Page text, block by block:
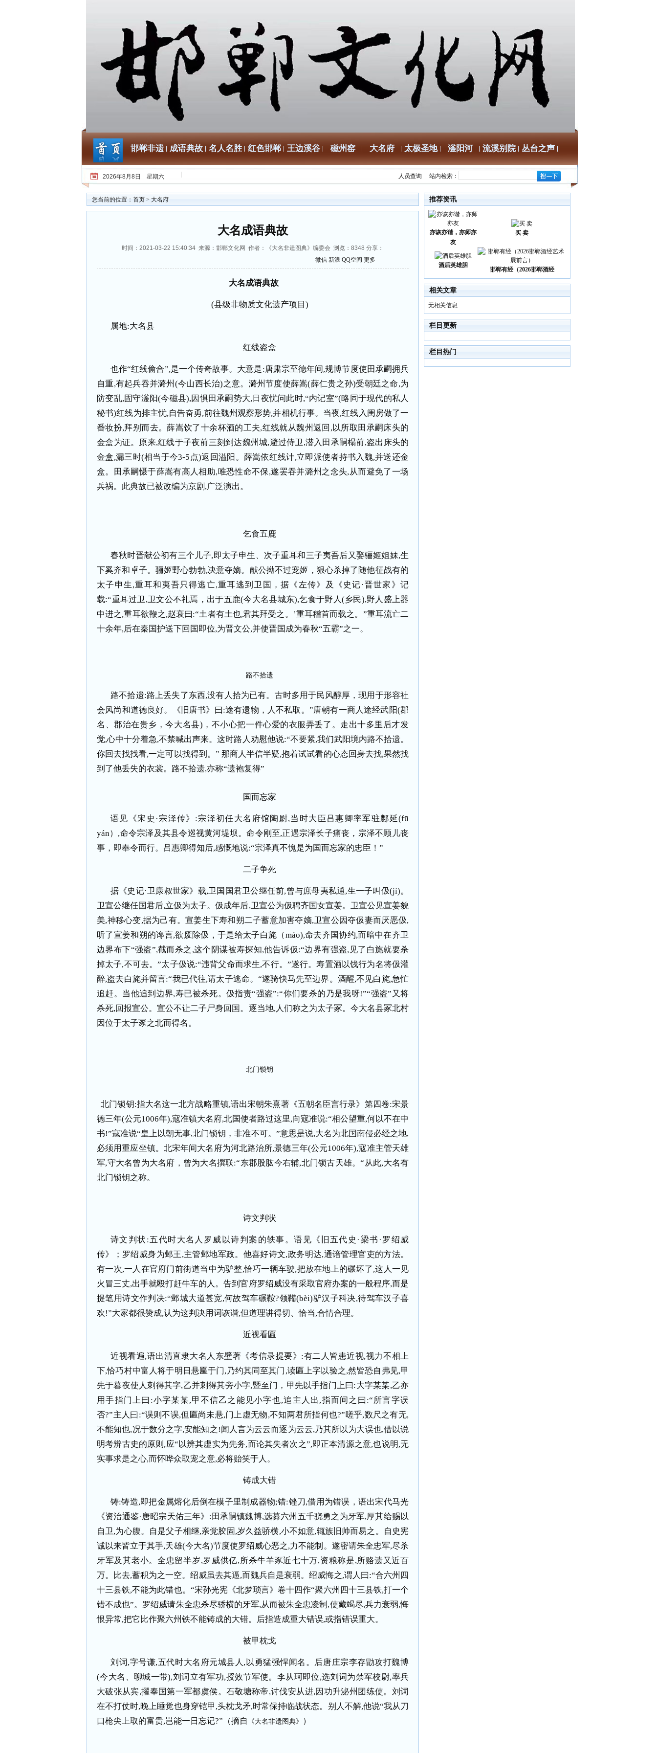
邯郸非遗 成语典故 名人名胜 红色邯郸 王边溪谷 磁州窑 大名府 太极圣地 滏阳河 流溪别院 丛台之声
2026年8月8日 星期六 人员查询 站内检索：
您当前的位置： 首页 > 大名府
大名成语典故
时间：2021-03-22 15:40:34 来源：邯郸文化网 作者：《大名非遗图典》编委会 浏览： 8348 分享：
微信 新浪 QQ空间 更多
大名成语典故
(县级非物质文化遗产项目)
属地:大名县
红线盗盒
也作“红线偷合”,是一个传奇故事。大意是:唐肃宗至德年间,规博节度使田承嗣拥兵
自重,有起兵吞并潞州 (今山西长治)之意。潞州节度使薛嵩(薛仁贵之孙)受朝廷之命,为
防变乱,固守滏阳(今磁县),因惧田承嗣势大, 日夜忧问此时,“内记室”(略同于现代的私人
秘书)红线为排主忧,自告奋勇,前往魏州观察形势,并相机行事。当夜,红线入闺房做了一
番妆扮,拜别而去。薛嵩饮了十余杯酒的工夫,红线就从魏州返回 ,以所取田承嗣床头的
金盒为证。原来,红线于子夜前三刻到达魏州城,避过侍卫,潜入田承嗣榻前,盗出床头的
金盒,漏三时(相当于今3-5 点)返回溢阳。薛嵩依红线计,立即派使者持书入魏,并送还金
盒。田承嗣慑于薛嵩有高人相助,唯恐性命不保,遂罢吞并潞州之念头,从而避免了一场
兵祸。此典故已被改编为京剧 ,广泛演出。
乞食五鹿
春秋时晋献公初有三个儿子,即太子申生、次子重耳和三子夷吾后又娶骊姬姐妹,生
下奚齐和卓子。骊姬野心勃勃,决意夺嫡。献公拗不过宠姬，狠心杀掉了随他征战有的
太子申生 ,重耳和夷吾只得逃亡,重耳逃到卫国，据《左传》及《史记·晋世家》记
载:“重耳过卫,卫文公不礼焉，出于五鹿(今大名县城东),乞食于野人(乡民),野人盛上器
中进之,重耳欲鞭之,赵衰曰:“土者有土也,君其拜受之。’重耳稽首而载之。”重耳流亡二
十余年,后在秦国护送下回国即位,为晋文公,并使晋国成为春秋“五霸”之一。
路不拾遗
路不拾遗:路上丢失了东西,没有人拾为已有。古时多用于民风醇厚，现用于形容社
会风尚和道德良好。《旧唐书》曰:途有遗物，人不私取。”唐朝有一商人途经武阳(郡
名、郡治在贵乡，今大名县) ，不小心把一件心爱的衣服弄丢了。走出十多里后才发
觉,心中十分着急,不禁喊出声来。这时路人劝慰他说:“不要紧,我们武阳境内路不拾遗。
你回去找找看,一定可以找得到。” 那商人半信半疑,抱着试试看的心态回身去找,果然找
到了他丢失的衣裳。路不拾遗,亦称“遗袍复得”
国而忘家
语见《宋史·宗泽传》 :宗泽初任大名府馆陶尉,当时大臣吕惠卿率军驻鄜延(fū
yán） ,命令宗泽及其县令巡视黄河堤坝。命令刚至,正遇宗泽长子痛丧，宗泽不顾儿丧
事，即奉令而行。吕惠卿得知后,感慨地说:“宗泽真不愧是为国而忘家的忠臣！”
二子争死
据《史记·卫康叔世家》载,卫国国君卫公继任前,曾与庶母夷私通,生一子叫伋(jí)。
卫宣公继任国君后,立伋为太子。伋成年后,卫宣公为伋聘齐国女宣姜。卫宣公见宣姜貌
美,神移心变,据为己有。宣姜生下寿和朔二子蓄意加害夺嫡,卫宣公因夺伋妻而厌恶伋,
听了宣姜和朔的谗言,欲废除伋，于是给太子白旄（máo),命去齐国协约,而暗中在齐卫
边界布下“强盗”,截而杀之 ,这个阴谋被寿探知,他告诉伋:“边界有强盗, 见了白旄就要杀
掉太子,不可去。”太子伋说:“违背父命而求生,不行。”遂行。寿置酒以饯行为名将伋灌
醉,盗去白旄并留言:“我已代往,请太子逃命。“遂骑快马先至边界。酒醒,不见白旄,急忙
追赶。当他追到边界,寿已被杀死。伋指责“强盗”:“你们要杀的乃是我呀!”“强盗”又将
杀死,回报宣公。宣公不让二子尸身回国。逐当地,人们称之为太子冢。今大名县冢北村
因位于太子冢之北而得名。
北门锁钥
北门锁钥:指大名这一北方战略重镇,语出宋朝朱熹著《五朝名臣言行录》第四卷:宋景
德三年(公元1006年),寇准镇大名府,北国使者路过这里,向寇准说:“相公望重,何以不在中
书!”寇准说“皇上以朝无事,北门锁钥，非准不可。”意思是说,大名为北国南侵必经之地,
必须用重应坐镇。北宋年间大名府为河北路治所,景德三年(公元1006年),寇准主管天雄
军,守大名曾为大名府，曾为大名撰联:“东郡股肱今右辅,北门锁古天雄。“从此,大名有
北门锁钥之称。
诗文判状
诗文判状 :五代时大名人罗威以诗判案的轶事。语见《旧五代史·梁书·罗绍威
传》；罗绍威身为邺王,主管邺地军政。他喜好诗文,政务明达,通谙管理官吏的方法。
有一次,一人在官府门前街道当中为驴整,恰巧一辆车驶,把放在地上的碾坏了,这人一见
火冒三丈,出手就殴打赶牛车的人。告到官府罗绍威没有采取官府办案的一般程序,而是
提笔用诗文作判决:“邺城大道甚宽,何故驾车碾鞍?领鞴(bèi)驴汉子科决,待驾车汉子喜
欢!”大家都很赞成,认为这判决用词诙谐,但道理讲得切、恰当,合情合理。
近视看匾
近视看遍,语出清直隶大名人东壁著《考信录提要》 :有二人皆患近视,视力不相上
下,恰巧村中富人将于明日悬匾于门,乃约其同至其门 ,读匾上字以验之,然皆恐自弗见,甲
先于暮夜使人刺得其字,乙并刺得其旁小字,暨至门，甲先以手指门上曰:大字某某,乙亦
用手指门上曰 :小字某某,甲不信乙之能见小字也,追主人出 ,指而间之曰 :“所言字误
否?”主人曰 :“误则不误,但匾尚未悬,门上虚无物,不知两君所指何也?”嗟乎,数尺之有无,
不能知也,况于数分之字,安能知之 !闻人言为云云而逐为云云,乃其所以为大误也,借以说
明考辨古史的原则 ,应“以辨其虚实为先务,而论其失者次之”,即正本清源之意,也说明,无
实事求是之心,而怀哗众取宠之意,必将贻笑于人。
铸成大错
铸:铸造,即把金属熔化后倒在模子里制成器物;错:锉刀,借用为错误，语出宋代马光
《资治通鉴·唐昭宗天佑三年》 :田承嗣镇魏博,选募六州五千骁勇之为牙军,厚其给赐以
自卫,为心腹。自是父子相继,亲党胶固 ,岁久益骄横,小不如意,辄族旧帅而易之。自史宪
诚以来皆立于其手,天雄(今大名)节度使罗绍威心恶之,力不能制。遂密请朱全忠军,尽杀
牙军及其老小。全忠留半岁,罗威供亿,所杀牛羊豕近七十万,资粮称是,所赂遗又近百
万。比去,蓄积为之一空。绍威虽去其逼,而魏兵自是衰弱。绍威悔之,谓人曰:“合六州四
十三县铁,不能为此错也。“宋孙光宪《北梦琐言》卷十四作“聚六州四十三县铁,打一个
错不成也”。罗绍威请朱全忠杀尽骄横的牙军,从而被朱全忠凌制 ,使藏竭尽,兵力衰弱,悔
恨异常,把它比作聚六州铁不能铸成的大错。后指造成重大错误,或指错误重大。
被甲枕戈
刘词 ,字号谦,五代时大名府元城县人 ,以勇猛强悍闻名。后唐庄宗李存勖攻打魏博
(今大名、聊城一带),刘词立有军功,授效节军使。李从珂即位,选刘词为禁军校尉,率兵
大破张从宾,擢奉国第一军都虞侯。石敬塘称帝,讨伐安从进,因功升泌州团练使。刘词
在不打仗时,晚上睡觉也身穿铠甲 ,头枕戈矛,时常保持临战状态。别人不解,他说“我从刀
口枪尖上取的富贵,岂能一日忘记?”（摘自 《大名非遗图典》 ）
推荐资讯
亦诙亦谐，亦师亦
友
买 卖
酒后英雄胆
邯郸有经（2026邯郸酒经
相关文章
无相关信息
栏目更新
栏目热门